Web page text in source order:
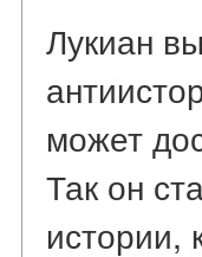
Лукиан
может
Так он
истории,